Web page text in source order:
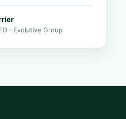
· Evolutive Group